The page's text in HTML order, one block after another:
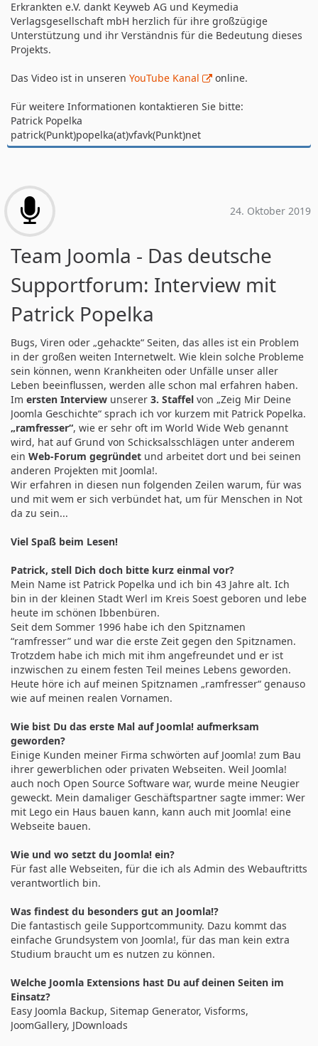
Erkrankten e.V. dankt Keyweb AG und Keymedia
Verlagsgesellschaft mbH herzlich für ihre großzügige
Unterstützung und ihr Verständnis für die Bedeutung dieses
Projekts.
Das Video ist in unseren YouTube Kanal online.
Für weitere Informationen kontaktieren Sie bitte:
Patrick Popelka
patrick(Punkt)popelka(at)vfavk(Punkt)net
24. Oktober 2019
Team Joomla - Das deutsche
Supportforum: Interview mit
Patrick Popelka
Bugs, Viren oder „gehackte“ Seiten, das alles ist ein Problem
in der großen weiten Internetwelt. Wie klein solche Probleme
sein können, wenn Krankheiten oder Unfälle unser aller
Leben beeinflussen, werden alle schon mal erfahren haben.
Im ersten Interview unserer 3. Staffel von „Zeig Mir Deine
Joomla Geschichte“ sprach ich vor kurzem mit Patrick Popelka.
„ramfresser“, wie er sehr oft im World Wide Web genannt
wird, hat auf Grund von Schicksalsschlägen unter anderem
ein Web-Forum gegründet und arbeitet dort und bei seinen
anderen Projekten mit Joomla!.
Wir erfahren in diesen nun folgenden Zeilen warum, für was
und mit wem er sich verbündet hat, um für Menschen in Not
da zu sein...
Viel Spaß beim Lesen!
Patrick, stell Dich doch bitte kurz einmal vor?
Mein Name ist Patrick Popelka und ich bin 43 Jahre alt. Ich
bin in der kleinen Stadt Werl im Kreis Soest geboren und lebe
heute im schönen Ibbenbüren.
Seit dem Sommer 1996 habe ich den Spitznamen
“ramfresser” und war die erste Zeit gegen den Spitznamen.
Trotzdem habe ich mich mit ihm angefreundet und er ist
inzwischen zu einem festen Teil meines Lebens geworden.
Heute höre ich auf meinen Spitznamen „ramfresser“ genauso
wie auf meinen realen Vornamen.
Wie bist Du das erste Mal auf Joomla! aufmerksam
geworden?
Einige Kunden meiner Firma schwörten auf Joomla! zum Bau
ihrer gewerblichen oder privaten Webseiten. Weil Joomla!
auch noch Open Source Software war, wurde meine Neugier
geweckt. Mein damaliger Geschäftspartner sagte immer: Wer
mit Lego ein Haus bauen kann, kann auch mit Joomla! eine
Webseite bauen.
Wie und wo setzt du Joomla! ein?
Für fast alle Webseiten, für die ich als Admin des Webauftritts
verantwortlich bin.
Was findest du besonders gut an Joomla!?
Die fantastisch geile Supportcommunity. Dazu kommt das
einfache Grundsystem von Joomla!, für das man kein extra
Studium braucht um es nutzen zu können.
Welche Joomla Extensions hast Du auf deinen Seiten im
Einsatz?
Easy Joomla Backup, Sitemap Generator, Visforms,
JoomGallery, JDownloads